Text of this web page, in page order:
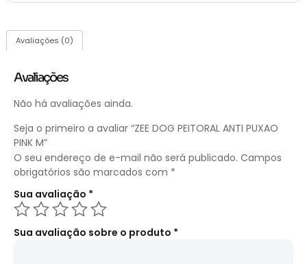
Avaliações (0)
Avaliações
Não há avaliações ainda.
Seja o primeiro a avaliar “ZEE DOG PEITORAL ANTI PUXAO
PINK M”
O seu endereço de e-mail não será publicado. Campos
obrigatórios são marcados com *
Sua avaliação *
Sua avaliação sobre o produto *